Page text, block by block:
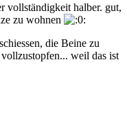
vollständigkeit halber. gut,
zu wohnen
die Beine zu
weil das ist